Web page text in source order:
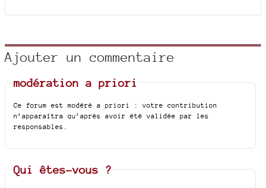
Ajouter un commentaire
modération a priori
Ce forum est modéré a priori : votre contribution
n’apparaîtra qu’après avoir été validée par les
responsables.
Qui êtes-vous ?